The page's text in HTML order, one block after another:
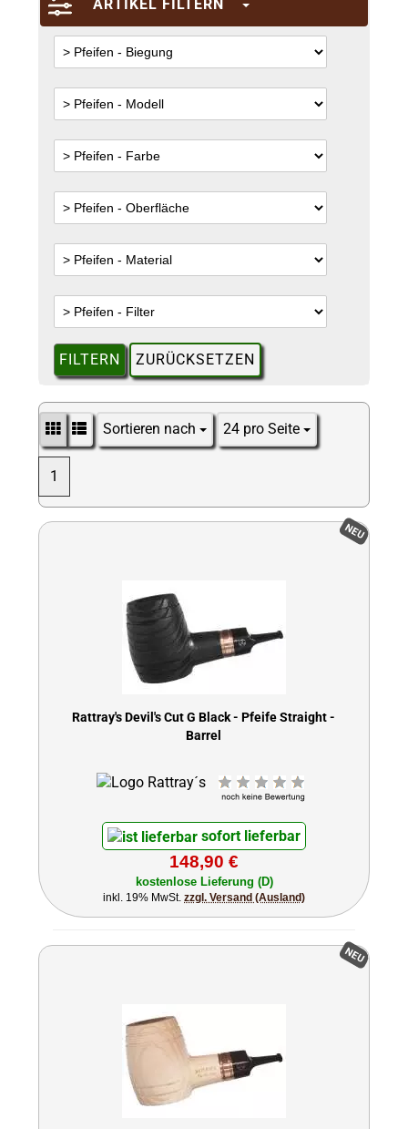
ARTIKEL FILTERN
FILTERN ZURÜCKSETZEN
Sortieren nach
Sortieren nach 24 pro Seite
pro Seite
1
NEU
Rattray's Devil's Cut G Black - Pfeife Straight -
Barrel
sofort lieferbar
148,90 €
kostenlose Lieferung (D)
inkl. 19% MwSt. zzgl. Versand (Ausland)
NEU